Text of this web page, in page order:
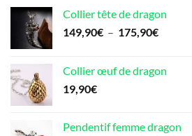
Collier tête de dragon
149,90€ – 175,90€Plage
149,90€
Collier œuf de dragon
19,90€
Pendentif femme dragon